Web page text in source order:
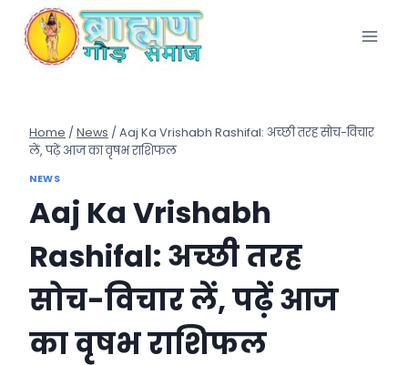
content
Home / News / Aaj Ka Vrishabh Rashifal: अच्छी तरह सोच-विचार
लें, पढ़ें आज का वृषभ राशिफल
NEWS
Aaj Ka Vrishabh
Rashifal: अच्छी तरह
सोच-विचार लें, पढ़ें आज
का वृषभ राशिफल